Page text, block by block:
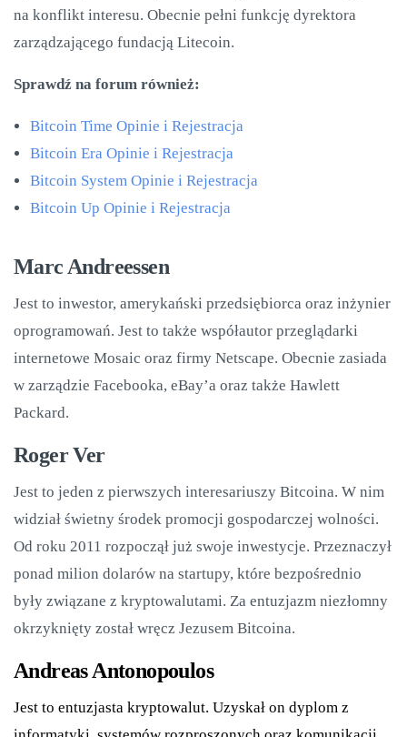
na konflikt interesu. Obecnie pełni funkcję dyrektora
zarządzającego fundacją Litecoin.
Sprawdź na forum również:
Bitcoin Time Opinie i Rejestracja
Bitcoin Era Opinie i Rejestracja
Bitcoin System Opinie i Rejestracja
Bitcoin Up Opinie i Rejestracja
Marc Andreessen
Jest to inwestor, amerykański przedsiębiorca oraz inżynier
oprogramowań. Jest to także współautor przeglądarki
internetowe Mosaic oraz firmy Netscape. Obecnie zasiada
w zarządzie Facebooka, eBay’a oraz także Hawlett
Packard.
Roger Ver
Jest to jeden z pierwszych interesariuszy Bitcoina. W nim
widział świetny środek promocji gospodarczej wolności.
Od roku 2011 rozpoczął już swoje inwestycje. Przeznaczył
ponad milion dolarów na startupy, które bezpośrednio
były związane z kryptowalutami. Za entuzjazm niezłomny
okrzyknięty został wręcz Jezusem Bitcoina.
Andreas Antonopoulos
Jest to entuzjasta kryptowalut. Uzyskał on dyplom z